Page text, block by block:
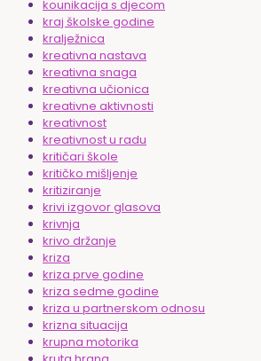
kounikacija s djecom
kraj školske godine
kralježnica
kreativna nastava
kreativna snaga
kreativna učionica
kreativne aktivnosti
kreativnost
kreativnost u radu
kritičari škole
kritičko mišljenje
kritiziranje
krivi izgovor glasova
krivnja
krivo držanje
kriza
kriza prve godine
kriza sedme godine
kriza u partnerskom odnosu
krizna situacija
krupna motorika